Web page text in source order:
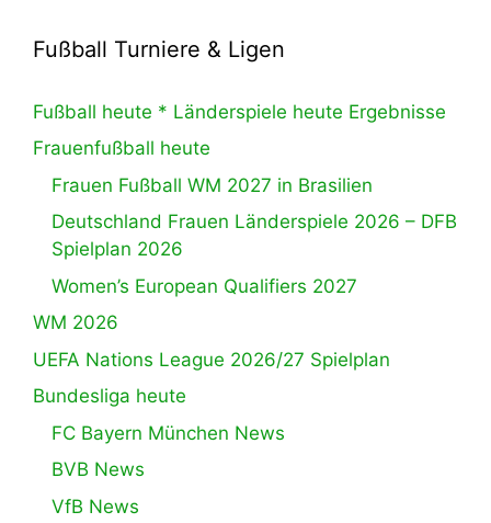
Fußball Turniere & Ligen
Fußball heute * Länderspiele heute Ergebnisse
Frauenfußball heute
Frauen Fußball WM 2027 in Brasilien
Deutschland Frauen Länderspiele 2026 – DFB
Spielplan 2026
Women’s European Qualifiers 2027
WM 2026
UEFA Nations League 2026/27 Spielplan
Bundesliga heute
FC Bayern München News
BVB News
VfB News